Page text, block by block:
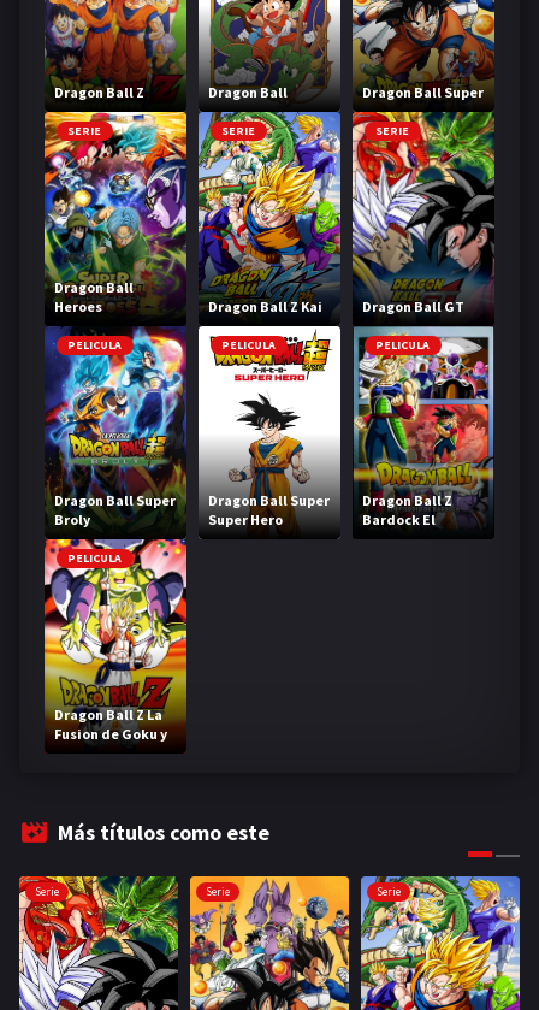
Dragon Ball Z Dragon Ball Dragon Ball Super
SERIE
Dragon Ball
Heroes
SERIE
Dragon Ball Z Kai
SERIE
Dragon Ball GT
PELICULA
Dragon Ball Super
Broly
PELICULA
Dragon Ball Super
Super Hero
PELICULA
Dragon Ball Z
Bardock El
legendario Super
PELICULA
Dragon Ball Z La
Fusion de Goku y
Vegeta
Más títulos como este
Serie Serie Serie